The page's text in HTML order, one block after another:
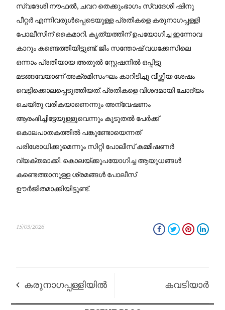
സ്വദേശി നൗഫൽ, ചവറ തെക്കുംഭാഗം സ്വദേശി ഷിനു
പീറ്റർ എന്നിവരുൾപ്പെടെയുള്ള പ്രതികളെ കരുനാഗപ്പള്ളി
പോലീസിന് കൈമാറി. കൃത്യത്തിന് ഉപയോഗിച്ച ഇന്നോവ
കാറും കണ്ടെത്തിയിട്ടുണ്ട്. ജിം സന്തോഷ് വധക്കേസിലെ
ഒന്നാം പ്രതിയായ അതുൽ സ്റ്റേഷനിൽ ഒപ്പിട്ടു
മടങ്ങവേയാണ് അക്രമിസംഘം കാറിടിച്ചു വീഴ്ത്തിയ ശേഷം
വെട്ടിക്കൊലപ്പെടുത്തിയത്. പ്രതികളെ വിശദമായി ചോദ്യം
ചെയ്തു വരികയാണെന്നും അന്വേഷണം
ആരംഭിച്ചിട്ടേയുള്ളൂവെന്നും കൂടുതൽ പേർക്ക്
കൊലപാതകത്തിൽ പങ്കുണ്ടോയെന്നത്
പരിശോധിക്കുമെന്നും സിറ്റി പോലീസ് കമ്മീഷണർ
വ്യക്തമാക്കി. കൊലയ്ക്കുപയോഗിച്ച ആയുധങ്ങൾ
കണ്ടെത്താനുള്ള ശ്രമങ്ങൾ പോലീസ്
ഊർജിതമാക്കിയിട്ടുണ്ട്.
15/03/2026
കരുനാഗപ്പള്ളിയിൽ കവടിയാർ